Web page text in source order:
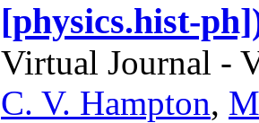
[physics.hist-
Virtual Journal -
C. V. Hampton,